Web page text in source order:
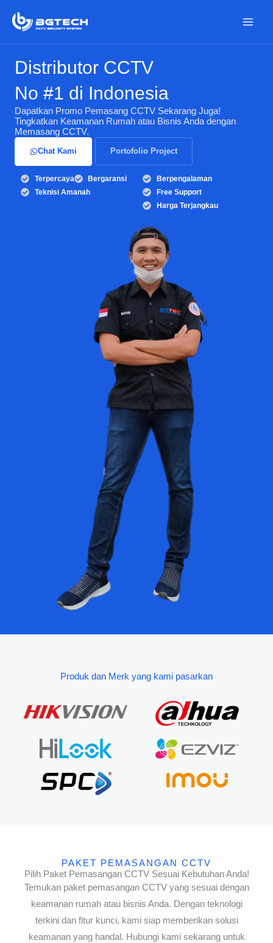
Distributor CCTV
No #1 di Indonesia
Dapatkan Promo Pemasang CCTV Sekarang Juga!
Tingkatkan Keamanan Rumah atau Bisnis Anda dengan
Memasang CCTV.
Chat Kami Portofolio Project
Terpercaya
Bergaransi
Teknisi Amanah
Berpengalaman
Free Support
Harga Terjangkau
Produk dan Merk yang kami pasarkan
PAKET PEMASANGAN CCTV
Pilih Paket Pemasangan CCTV Sesuai Kebutuhan Anda!
Temukan paket pemasangan CCTV yang sesuai dengan
keamanan rumah atau bisnis Anda. Dengan teknologi
terkini dan fitur kunci, kami siap memberikan solusi
keamanan yang handal. Hubungi kami sekarang untuk